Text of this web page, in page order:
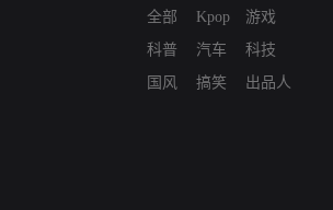
全部
科普
国风
Kpop
汽车
搞笑
游戏
科技
出品人